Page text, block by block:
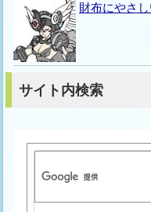
財布にやさ
サイト内検索